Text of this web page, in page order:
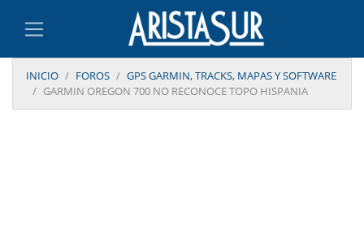
INICIO FOROS
GPS GARMIN, TRACKS, MAPAS Y SOFTWARE
GARMIN OREGON 700 NO RECONOCE TOPO HISPANIA